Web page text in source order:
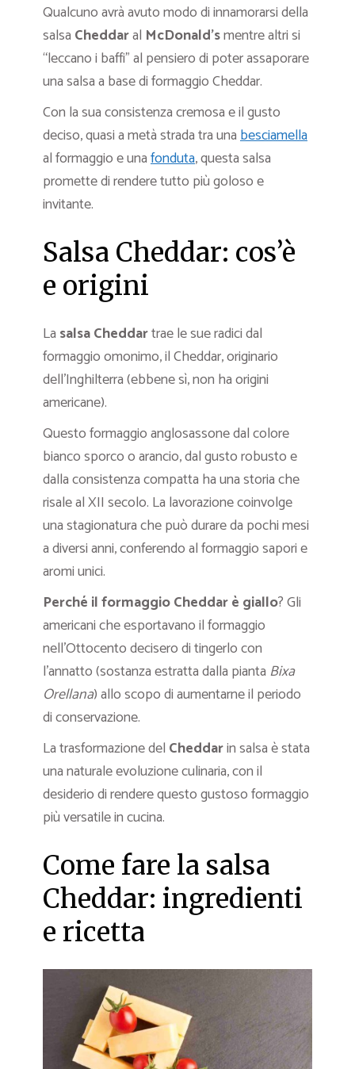
Qualcuno avrà avuto modo di innamorarsi della
salsa Cheddaral McDonald’smentre altri si
“leccano i baffi” al pensiero di poter assaporare
una salsa a base di formaggio Cheddar.
Con la sua consistenza cremosa e il gusto
deciso, quasi a metà strada tra unabesciamella
al formaggio e unafonduta, questa salsa
promette di rendere tutto più goloso e
invitante.
Salsa Cheddar: cos’è
e origini
La salsa Cheddartrae le sue radici dal
formaggio omonimo, il Cheddar, originario
dell’Inghilterra (ebbene sì, non ha origini
americane).
Questo formaggio anglosassone dal colore
bianco sporco o arancio, dal gusto robusto e
dalla consistenza compatta ha una storia che
risale al XII secolo. La lavorazione coinvolge
una stagionatura che può durare da pochi mesi
a diversi anni, conferendo al formaggio sapori e
aromi unici.
Perché il formaggio Cheddar è giallo? Gli
americani che esportavano il formaggio
nell’Ottocento decisero di tingerlo con
l’annatto (sostanza estratta dalla pianta Bixa
Orellana) allo scopo di aumentarne il periodo
di conservazione.
La trasformazione del Cheddarin salsa è stata
una naturale evoluzione culinaria, con il
desiderio di rendere questo gustoso formaggio
più versatile in cucina.
Come fare la salsa
Cheddar: ingredienti
e ricetta